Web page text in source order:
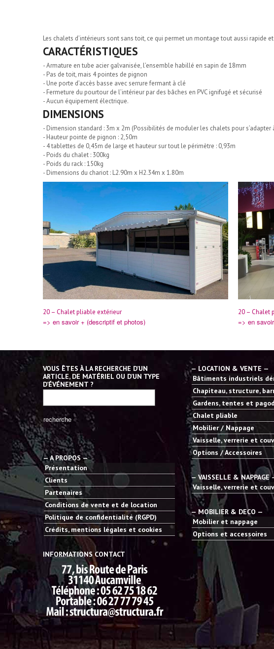
Les chalets d’intérieurs sont sans toit, ce qui permet un montage tout aussi rapide
CARACTÉRISTIQUES
- Armature en tube acier galvanisée, l’ensemble habillé en sapin de 18mm
- Pas de toit, mais 4 pointes de pignon
- Une porte d’accès basse avec serrure fermant à clé
- Fermeture du pourtour de l’intérieur par des bâches en PVC ignifugé et sécurisé
- Aucun équipement électrique.
DIMENSIONS
- Dimension standard : 3m x 2m (Possibilités de moduler les chalets pour s’adapter
- Hauteur pointe de pignon : 2,50m
- 4 tablettes de 0,45m de large et hauteur sur tout le périmètre : 0,93m
- Poids du chalet : 300kg
- Poids du rack : 150kg
- Dimensions du chariot : L2.90m x H2.34m x 1.80m
20 – Chalet pliable extérieur
=> en savoir + (descriptif et photos)
20 – Chalet
=> en
VOUS ÊTES À LA RECHERCHE D’UN
ARTICLE, DE MATÉRIEL OU D’UN TYPE
D’ÉVÉNEMENT ?
— A PROPOS —
Présentation
Clients
Partenaires
Conditions de vente et de location
Politique de confidentialité (RGPD)
Crédits, mentions légales et cookies
INFORMATIONS CONTACT
— LOCATION & VENTE —
Bâtiments industriels
Chapiteau, structure,
Gardens, tentes et
Chalet pliable
Mobilier / Nappage
Vaisselle, verrerie et
Options / Accessoires
— VAISSELLE & NAPPAGE
Vaisselle, verrerie et
— MOBILIER & DECO —
Mobilier et nappage
Options et accessoires